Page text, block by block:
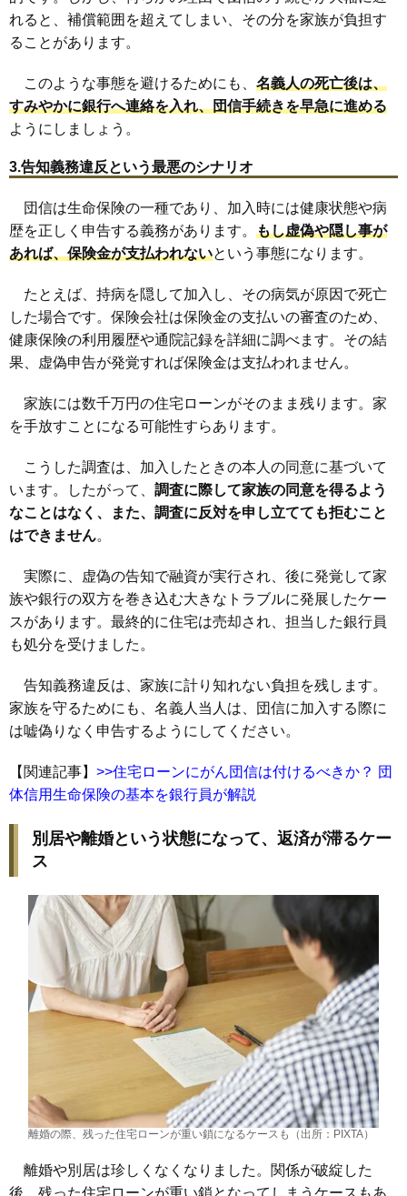
れると、補償範囲を超えてしまい、その分を家族が負担す
ることがあります。
このような事態を避けるためにも、 名義人の死亡後は、
すみやかに銀行へ連絡を入れ、団信手続きを早急に進める
ようにしましょう。
3.告知義務違反という最悪のシナリオ
団信は生命保険の一種であり、加入時には健康状態や病
歴を正しく申告する義務があります。 もし虚偽や隠し事が
あれば、保険金が支払われないという事態になります。
たとえば、持病を隠して加入し、その病気が原因で死亡
した場合です。保険会社は保険金の支払いの審査のため、
健康保険の利用履歴や通院記録を詳細に調べます。その結
果、虚偽申告が発覚すれば保険金は支払われません。
家族には数千万円の住宅ローンがそのまま残ります。家
を手放すことになる可能性すらあります。
こうした調査は、加入したときの本人の同意に基づいて
います。したがって、 調査に際して家族の同意を得るよう
なことはなく、また、調査に反対を申し立てても拒むこと
はできません。
実際に、虚偽の告知で融資が実行され、後に発覚して家
族や銀行の双方を巻き込む大きなトラブルに発展したケー
スがあります。最終的に住宅は売却され、担当した銀行員
も処分を受けました。
告知義務違反は、家族に計り知れない負担を残します。
家族を守るためにも、名義人当人は、団信に加入する際に
は嘘偽りなく申告するようにしてください。
【関連記事】 >>住宅ローンにがん団信は付けるべきか？ 団
体信用生命保険の基本を銀行員が解説
別居や離婚という状態になって、返済が滞るケー
ス
離婚の際、残った住宅ローンが重い鎖になるケースも（出所：PIXTA）
離婚や別居は珍しくなくなりました。関係が破綻した
後、残った住宅ローンが重い鎖となってしまうケースもあ